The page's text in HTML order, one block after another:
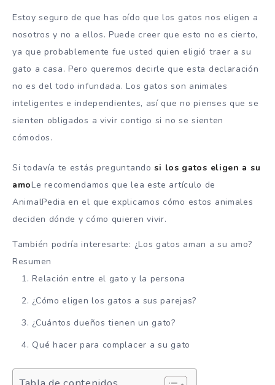
Estoy seguro de que has oído que los gatos nos eligen a
nosotros y no a ellos. Puede creer que esto no es cierto,
ya que probablemente fue usted quien eligió traer a su
gato a casa. Pero queremos decirle que esta declaración
no es del todo infundada. Los gatos son animales
inteligentes e independientes, así que no pienses que se
sienten obligados a vivir contigo si no se sienten
cómodos.
Si todavía te estás preguntandosi los gatos eligen a su
amoLe recomendamos que lea este artículo de
AnimalPedia en el que explicamos cómo estos animales
deciden dónde y cómo quieren vivir.
También podría interesarte: ¿Los gatos aman a su amo?
Resumen
Relación entre el gato y la persona
¿Cómo eligen los gatos a sus parejas?
¿Cuántos dueños tienen un gato?
Qué hacer para complacer a su gato